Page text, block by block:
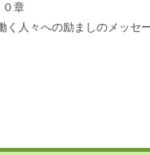
章
く人々への励ましのメッセ